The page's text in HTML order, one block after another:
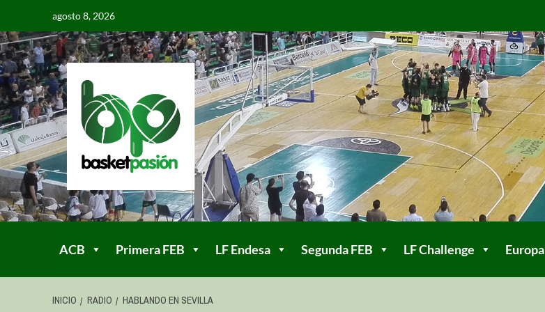
agosto 8, 2026
ACB Primera FEB LF Endesa Segunda FEB LF Challenge Europa
INICIO RADIO HABLANDO EN SEVILLA